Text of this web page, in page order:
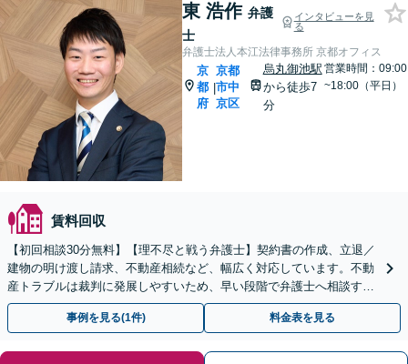
東 浩作 弁護
士
インタビューを見
る
弁護士法人本江法律事務所 京都オフィス
京
都
府
|
京都
市中
京区
烏丸御池駅
から徒歩7
分
営業時間：09:00
~18:00（平日）
賃料回収
【初回相談30分無料】【理不尽と戦う弁護士】契約書の作成、立退／
建物の明け渡し請求、不動産相続など、幅広く対応しています。不動
産トラブルは裁判に発展しやすいため、早い段階で弁護士へ相談する
ことが大切です。【電話・メール・WEB相談可】
事例を見る(1件) 料金表を見る